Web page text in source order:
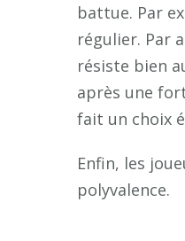
battue. Par
régulier. Par
résiste bien
après une
fait un choix
Enfin, les
polyvalence.